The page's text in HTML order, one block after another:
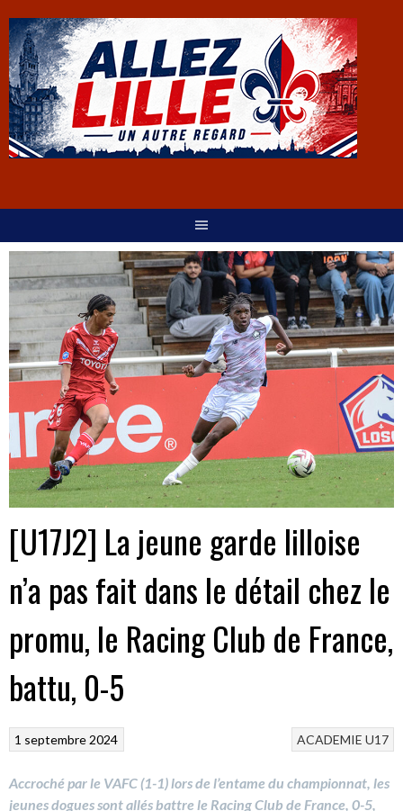
[U17J2] La jeune garde lilloise
n’a pas fait dans le détail chez le
promu, le Racing Club de France,
battu, 0-5
ACADEMIE U17
1 septembre 2024
Accroché par le VAFC (1-1) lors de l’entame du championnat, les
jeunes dogues sont allés battre le Racing Club de France, 0-5,